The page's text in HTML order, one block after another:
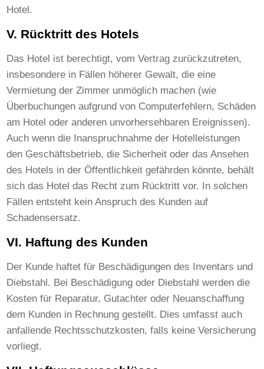
Hotel.
V. Rücktritt des Hotels
Das Hotel ist berechtigt, vom Vertrag zurückzutreten,
insbesondere in Fällen höherer Gewalt, die eine
Vermietung der Zimmer unmöglich machen (wie
Überbuchungen aufgrund von Computerfehlern, Schäden
am Hotel oder anderen unvorhersehbaren Ereignissen).
Auch wenn die Inanspruchnahme der Hotelleistungen
den Geschäftsbetrieb, die Sicherheit oder das Ansehen
des Hotels in der Öffentlichkeit gefährden könnte, behält
sich das Hotel das Recht zum Rücktritt vor. In solchen
Fällen entsteht kein Anspruch des Kunden auf
Schadensersatz.
VI. Haftung des Kunden
Der Kunde haftet für Beschädigungen des Inventars und
Diebstahl. Bei Beschädigung oder Diebstahl werden die
Kosten für Reparatur, Gutachter oder Neuanschaffung
dem Kunden in Rechnung gestellt. Dies umfasst auch
anfallende Rechtsschutzkosten, falls keine Versicherung
vorliegt.